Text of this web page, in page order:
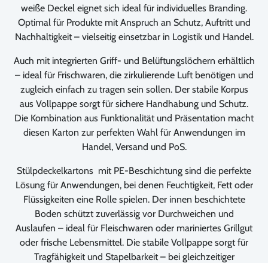
weiße Deckel eignet sich ideal für individuelles Branding.
Optimal für Produkte mit Anspruch an Schutz, Auftritt und
Nachhaltigkeit – vielseitig einsetzbar in Logistik und Handel.
Auch mit integrierten Griff- und Belüftungslöchern erhältlich
– ideal für Frischwaren, die zirkulierende Luft benötigen und
zugleich einfach zu tragen sein sollen. Der stabile Korpus
aus Vollpappe sorgt für sichere Handhabung und Schutz.
Die Kombination aus Funktionalität und Präsentation macht
diesen Karton zur perfekten Wahl für Anwendungen im
Handel, Versand und PoS.
Stülpdeckelkartons mit PE-Beschichtung sind die perfekte
Lösung für Anwendungen, bei denen Feuchtigkeit, Fett oder
Flüssigkeiten eine Rolle spielen. Der innen beschichtete
Boden schützt zuverlässig vor Durchweichen und
Auslaufen – ideal für Fleischwaren oder mariniertes Grillgut
oder frische Lebensmittel. Die stabile Vollpappe sorgt für
Tragfähigkeit und Stapelbarkeit – bei gleichzeitiger